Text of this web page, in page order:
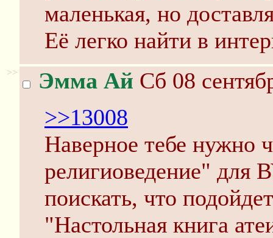
маленькая, но
Её легко найти в
>> Эмма Ай Сб 08
>>13008
Наверное тебе нужно
религиоведение" для
поискать, что
"Настольная книга